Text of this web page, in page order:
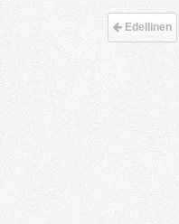
Edellinen